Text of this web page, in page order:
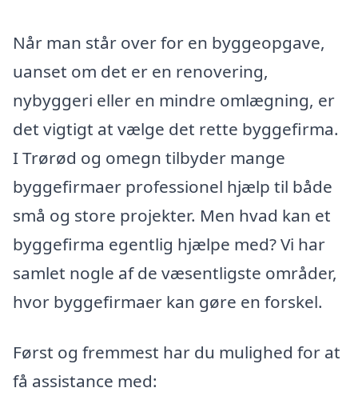
Når man står over for en byggeopgave,
uanset om det er en renovering,
nybyggeri eller en mindre omlægning, er
det vigtigt at vælge det rette byggefirma.
I Trørød og omegn tilbyder mange
byggefirmaer professionel hjælp til både
små og store projekter. Men hvad kan et
byggefirma egentlig hjælpe med? Vi har
samlet nogle af de væsentligste områder,
hvor byggefirmaer kan gøre en forskel.
Først og fremmest har du mulighed for at
få assistance med: